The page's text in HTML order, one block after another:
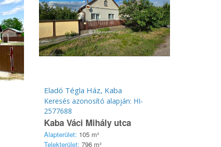
Eladó Tégla Ház, Kaba
Keresés azonosító alapján: HI-
2577688
Kaba Váci Mihály utca
Alapterület: 105 m²
Telekterület: 796 m²